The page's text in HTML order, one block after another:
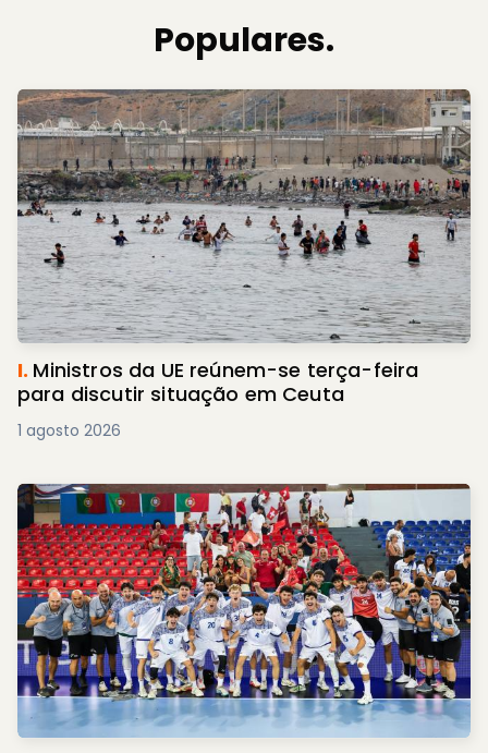
Populares.
I. Ministros da UE reúnem-se terça-feira
para discutir situação em Ceuta
1 agosto 2026